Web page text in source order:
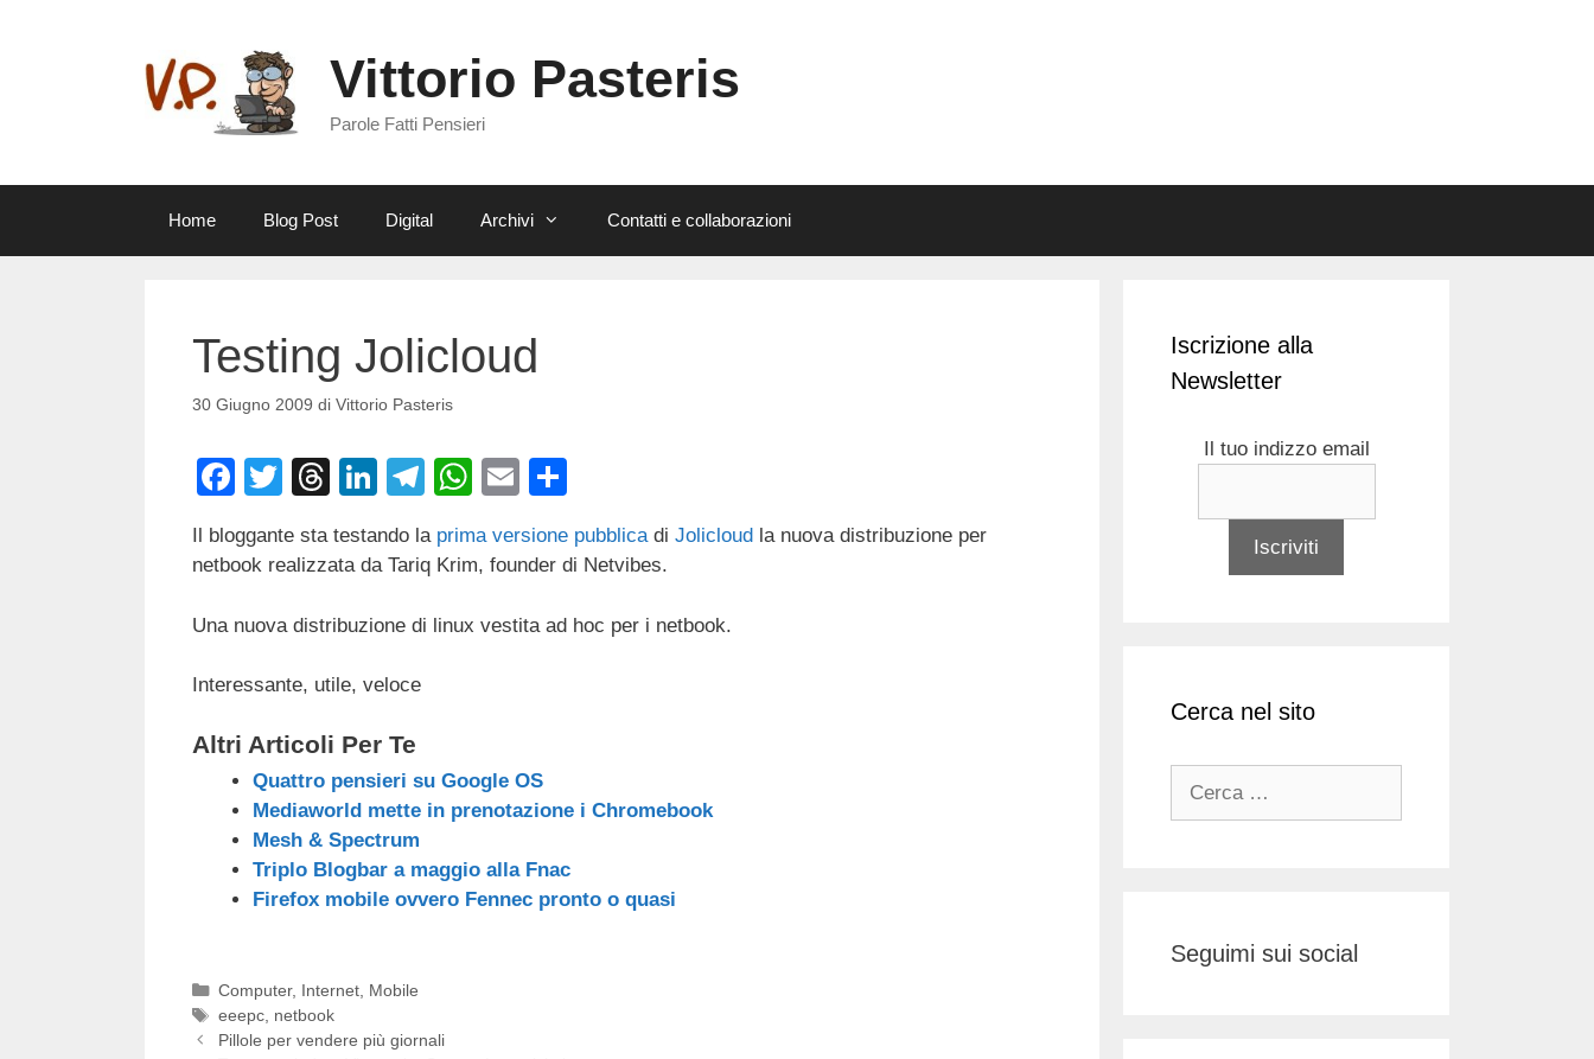
Vittorio Pasteris
Parole Fatti Pensieri
Home Blog Post Digital Archivi Contatti e collaborazioni
Testing Jolicloud
30 Giugno 2009 di Vittorio Pasteris
F
c
b
o
k
T
tt
T
e
d
s
Li
k
dI
n
T
e
gr
a
W
at
A
E
ail n
vi
Il bloggante sta testando la prima versione pubblicadi Jolicloud la nuova distribuzione per
netbook realizzata da Tariq Krim, founder di Netvibes.
Una nuova distribuzione di linux vestita ad hoc per i netbook.
Interessante, utile, veloce
Altri Articoli Per Te
Quattro pensieri su Google OS
Mediaworld mette in prenotazione i Chromebook
Mesh & Spectrum
Triplo Blogbar a maggio alla Fnac
Firefox mobile ovvero Fennec pronto o quasi
Categorie
Computer, Internet, Mobile
Tag
eeepc, netbook
Pillole per vendere più giornali
Iscrizione alla
Newsletter
Il tuo indizzo email
Cerca nel sito
Seguimi sui social